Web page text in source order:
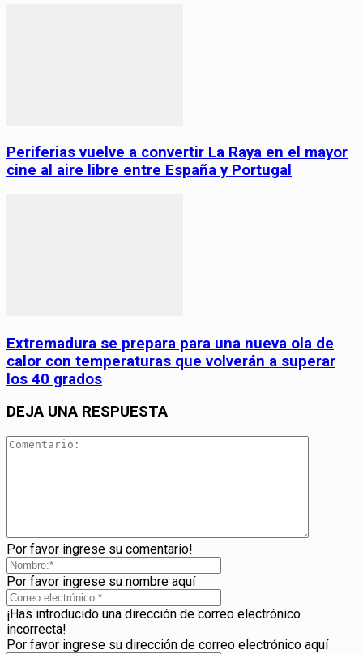
Periferias vuelve a convertir La Raya en el mayor
cine al aire libre entre España y Portugal
Extremadura se prepara para una nueva ola de
calor con temperaturas que volverán a superar
los 40 grados
DEJA UNA RESPUESTA
Por favor ingrese su comentario!
Por favor ingrese su nombre aquí
¡Has introducido una dirección de correo electrónico
incorrecta!
Por favor ingrese su dirección de correo electrónico aquí